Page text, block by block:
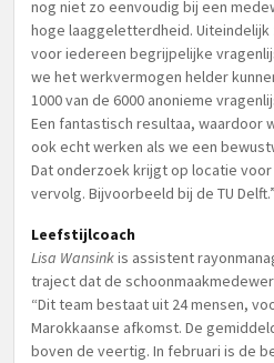
nog niet zo eenvoudig bij een
hoge laaggeletterdheid. Uiteindelijk
voor iedereen begrijpelijke
we het werkvermogen helder
1000 van de 6000 anonieme
Een fantastisch resultaa, waardoor
ook echt werken als we een
Dat onderzoek krijgt op locatie
vervolg. Bijvoorbeeld bij de TU Delft.”
Leefstijlcoach
Lisa Wansinkis assistent
traject dat de
“Dit team bestaat uit 24 mensen,
Marokkaanse afkomst. De
boven de veertig. In februari is de